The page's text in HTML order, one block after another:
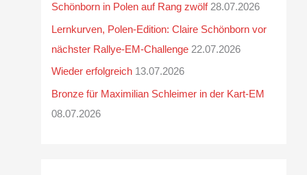
Schönborn in Polen auf Rang zwölf 28.07.2026
Lernkurven, Polen-Edition: Claire Schönborn vor
nächster Rallye-EM-Challenge 22.07.2026
Wieder erfolgreich 13.07.2026
Bronze für Maximilian Schleimer in der Kart-EM
08.07.2026